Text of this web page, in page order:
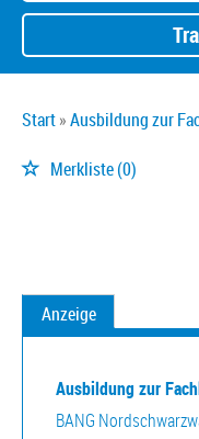
Start Ausbildung zur
Merkliste(0)
Anzeige
Ausbildung zur
BANG